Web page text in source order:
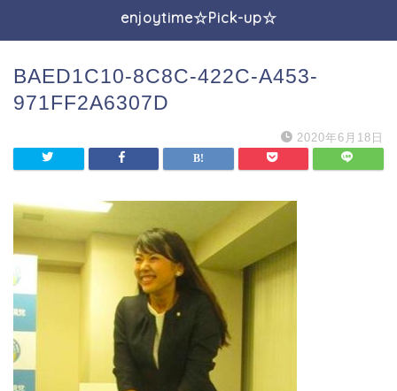
enjoytime☆Pick-up☆
BAED1C10-8C8C-422C-A453-
971FF2A6307D
2020年6月18日